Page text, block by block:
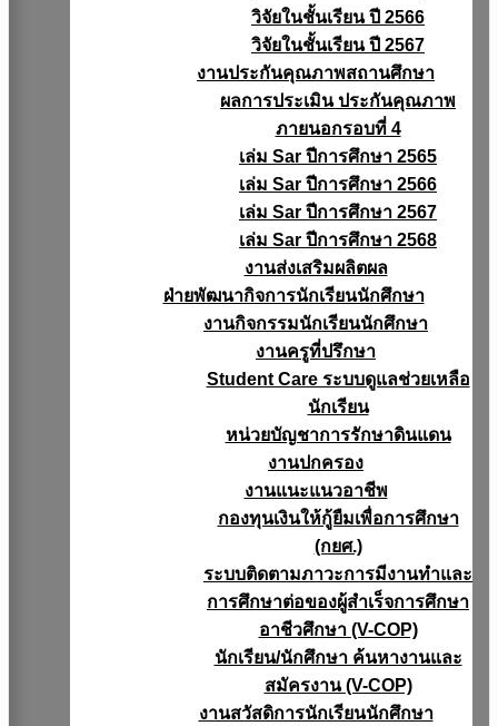
วิจัยในชั้นเรียน ปี 2566
วิจัยในชั้นเรียน ปี 2567
งานประกันคุณภาพสถานศึกษา
ผลการประเมิน ประกันคุณภาพ
ภายนอกรอบที่ 4
เล่ม Sar ปีการศึกษา 2565
เล่ม Sar ปีการศึกษา 2566
เล่ม Sar ปีการศึกษา 2567
เล่ม Sar ปีการศึกษา 2568
งานส่งเสริมผลิตผล
ฝ่ายพัฒนากิจการนักเรียนนักศึกษา
งานกิจกรรมนักเรียนนักศึกษา
งานครูที่ปรึกษา
Student Care ระบบดูแลช่วยเหลือ
นักเรียน
หน่วยบัญชาการรักษาดินแดน
งานปกครอง
งานแนะแนวอาชีพ
กองทุนเงินให้กู้ยืมเพื่อการศึกษา
(กยศ.)
ระบบติดตามภาวะการมีงานทำและ
การศึกษาต่อของผู้สำเร็จการศึกษา
อาชีวศึกษา (V-COP)
นักเรียน/นักศึกษา ค้นหางานและ
สมัครงาน (V-COP)
งานสวัสดิการนักเรียนนักศึกษา